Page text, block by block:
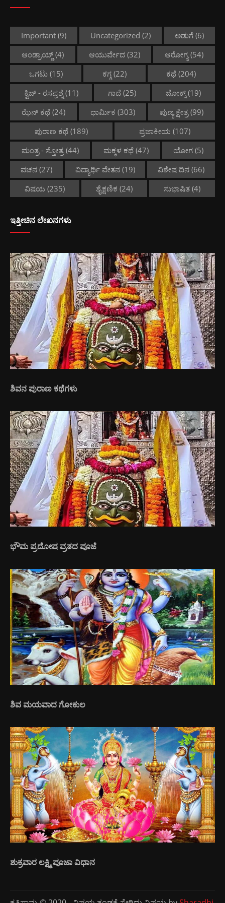
Important (9) Uncategorized (2) ಅಡುಗೆ (6)
ಆಂಡ್ರಾಯ್ಡ್(4) ಆಯುರ್ವೇದ(32) ಆರೋಗ್ಯ(54)
ಒಗಟು(15) ಕಗ್ಗ(22) ಕಥೆ (204)
ಕ್ವಿಜ್ - ರಸಪ್ರಶ್ನೆ(11) ಗಾದೆ(25) ಜೋಕ್ಸ್(19)
ಝೆನ್ ಕಥೆ(24) ಧಾರ್ಮಿಕ (303) ಪುಣ್ಯ ಕ್ಷೇತ್ರ(99)
ಪುರಾಣ ಕಥೆ (189) ಪ್ರಜಾಕೀಯ (107)
ಮಂತ್ರ - ಸ್ತೋತ್ರ(44) ಮಕ್ಕಳ ಕಥೆ(47) ಯೋಗ (5)
ವಚನ(27) ವಿದ್ಯಾರ್ಥಿ ವೇತನ(19) ವಿಶೇಷ ದಿನ (66)
ವಿಷಯ (235) ಶೈಕ್ಷಣಿಕ (24) ಸುಭಾಷಿತ (4)
ಇತ್ತೀಚಿನ ಲೇಖನಗಳು
ಶಿವನ ಪುರಾಣ ಕಥೆಗಳು
ಭೌಮ ಪ್ರದೋಷ ವ್ರತದ ಪೂಜೆ
ಶಿವ ಮಯವಾದ ಗೋಕುಲ
ಶುಕ್ರವಾರ ಲಕ್ಷ್ಮಿ ಪೂಜಾ ವಿಧಾನ